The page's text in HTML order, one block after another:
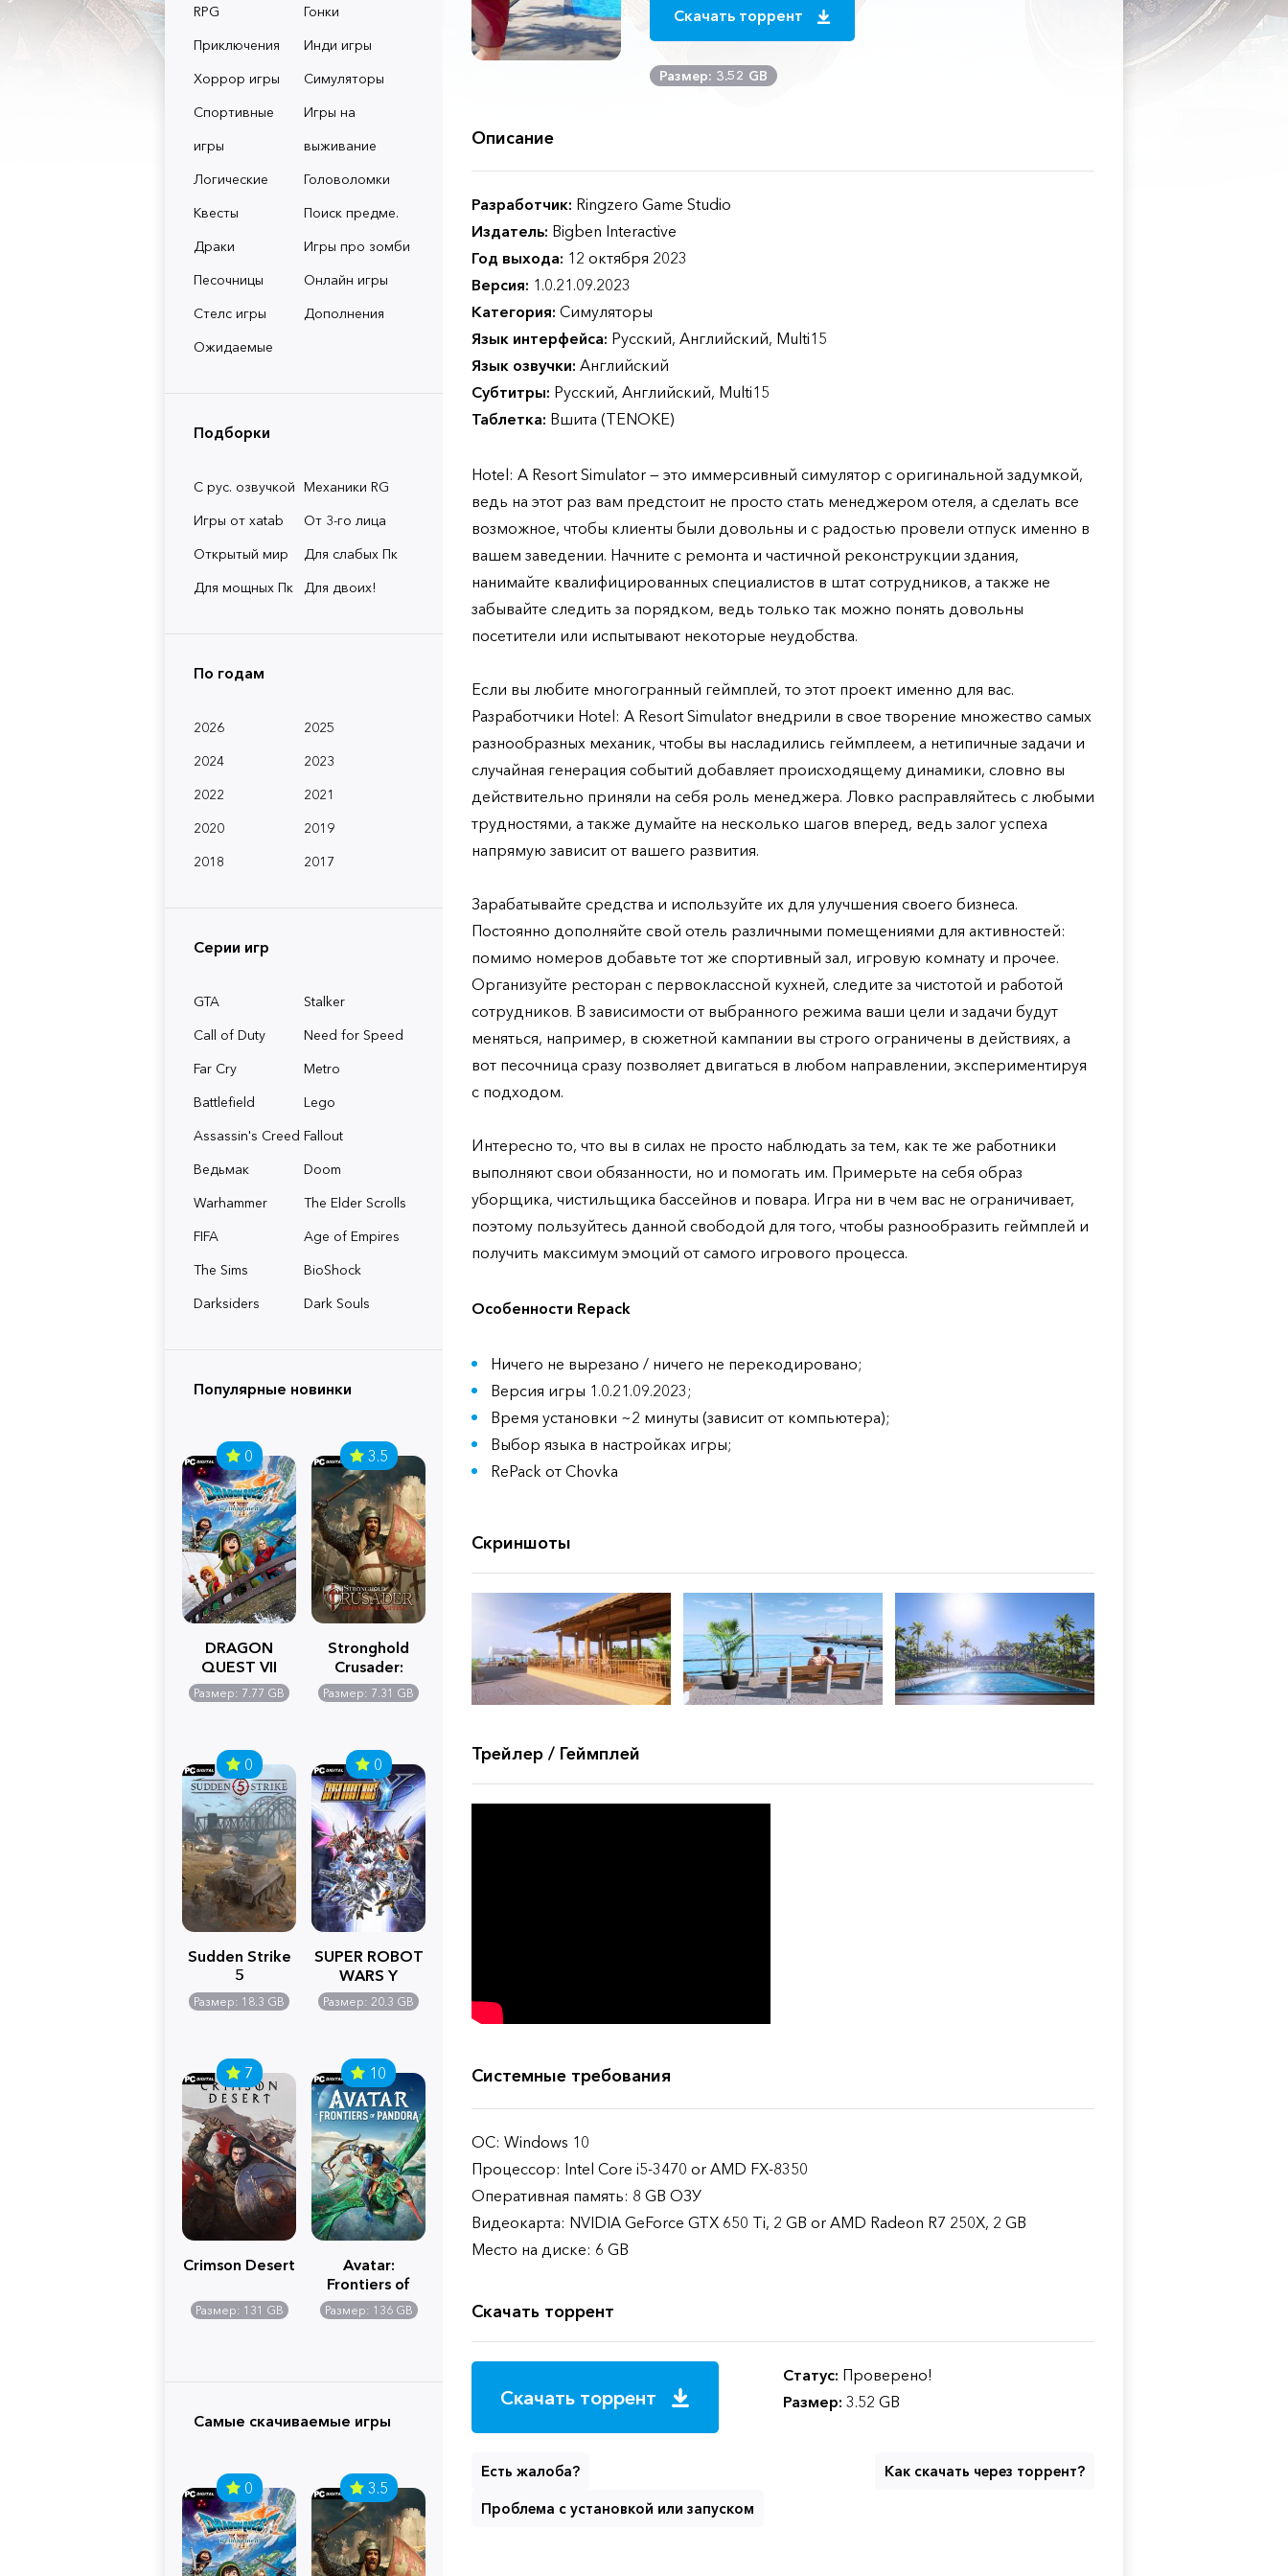
RPG
Гонки
Приключения
Инди игры
Хоррор игры
Симуляторы
Спортивные
игры
Игры на
выживание
Логические
Головоломки
Квесты
Поиск предме.
Драки
Игры про зомби
Песочницы
Онлайн игры
Стелс игры
Дополнения
Ожидаемые
Подборки
С рус. озвучкой Механики RG
Игры от xatab
От 3-го лица
Открытый мир
Для слабых Пк
Для мощных Пк
Для двоих!
По годам
2026
2025
2024
2023
2022
2021
2020
2019
2018
2017
Серии игр
GTA
Stalker
Call of Duty
Need for Speed
Far Cry
Metro
Battlefield
Lego
Assassin's Creed Fallout
Ведьмак
Doom
Warhammer
The Elder Scrolls
FIFA
Age of Empires
The Sims
BioShock
Darksiders
Dark Souls
Популярные новинки
0
DRAGON
QUEST VII
Reimagined
Размер: 7.77 GB
3.5
Stronghold
Crusader:
Definitive
Edition
Размер: 7.31 GB
0
Sudden Strike
5
Размер: 18.3 GB
0
SUPER ROBOT
WARS Y
Размер: 20.3 GB
7
Crimson Desert
Размер: 131 GB
10
Avatar:
Frontiers of
Pandora
Размер: 136 GB
Самые скачиваемые игры
0 3.5
Скачать торрент
Размер: 3.52 GB
Описание
Разработчик: Ringzero Game Studio
Издатель: Bigben Interactive
Год выхода: 12 октября 2023
Версия: 1.0.21.09.2023
Категория: Симуляторы
Язык интерфейса: Русский, Английский, Multi15
Язык озвучки: Английский
Субтитры: Русский, Английский, Multi15
Таблетка: Вшита (TENOKE)
Hotel: A Resort Simulator — это иммерсивный симулятор с оригинальной задумкой,
ведь на этот раз вам предстоит не просто стать менеджером отеля, а сделать все
возможное, чтобы клиенты были довольны и с радостью провели отпуск именно в
вашем заведении. Начните с ремонта и частичной реконструкции здания,
нанимайте квалифицированных специалистов в штат сотрудников, а также не
забывайте следить за порядком, ведь только так можно понять довольны
посетители или испытывают некоторые неудобства.
Если вы любите многогранный геймплей, то этот проект именно для вас.
Разработчики Hotel: A Resort Simulator внедрили в свое творение множество самых
разнообразных механик, чтобы вы насладились геймплеем, а нетипичные задачи и
случайная генерация событий добавляет происходящему динамики, словно вы
действительно приняли на себя роль менеджера. Ловко расправляйтесь с любыми
трудностями, а также думайте на несколько шагов вперед, ведь залог успеха
напрямую зависит от вашего развития.
Зарабатывайте средства и используйте их для улучшения своего бизнеса.
Постоянно дополняйте свой отель различными помещениями для активностей:
помимо номеров добавьте тот же спортивный зал, игровую комнату и прочее.
Организуйте ресторан с первоклассной кухней, следите за чистотой и работой
сотрудников. В зависимости от выбранного режима ваши цели и задачи будут
меняться, например, в сюжетной кампании вы строго ограничены в действиях, а
вот песочница сразу позволяет двигаться в любом направлении, экспериментируя
с подходом.
Интересно то, что вы в силах не просто наблюдать за тем, как те же работники
выполняют свои обязанности, но и помогать им. Примерьте на себя образ
уборщика, чистильщика бассейнов и повара. Игра ни в чем вас не ограничивает,
поэтому пользуйтесь данной свободой для того, чтобы разнообразить геймплей и
получить максимум эмоций от самого игрового процесса.
Особенности Repack
Ничего не вырезано / ничего не перекодировано;
Версия игры 1.0.21.09.2023;
Время установки ~2 минуты (зависит от компьютера);
Выбор языка в настройках игры;
RePack от Chovka
Скриншоты
Трейлер / Геймплей
Системные требования
ОС: Windows 10
Процессор: Intel Core i5-3470 or AMD FX-8350
Оперативная память: 8 GB ОЗУ
Видеокарта: NVIDIA GeForce GTX 650 Ti, 2 GB or AMD Radeon R7 250X, 2 GB
Место на диске: 6 GB
Скачать торрент
Скачать торрент
Статус: Проверено!
Размер: 3.52 GB
Есть жалоба? Как скачать через торрент?
Проблема с установкой или запуском